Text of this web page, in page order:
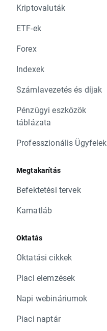
Kriptovaluták
ETF-ek
Forex
Indexek
Számlavezetés és díjak
Pénzügyi eszközök
táblázata
Professzionális Ügyfelek
Megtakarítás
Befektetési tervek
Kamatláb
Oktatás
Oktatási cikkek
Piaci elemzések
Napi webináriumok
Piaci naptár